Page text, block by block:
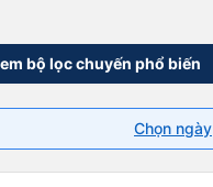
bộ lọc chuyến phổ biến
Chọn ngày